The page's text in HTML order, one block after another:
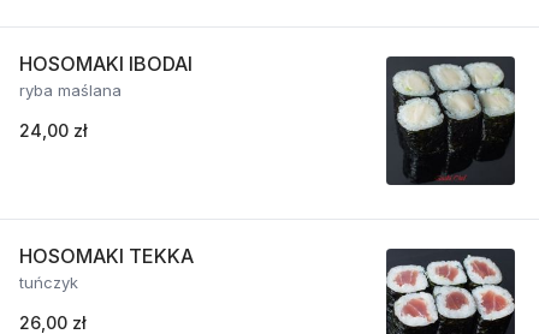
HOSOMAKI IBODAI
ryba maślana
24,00 zł
HOSOMAKI TEKKA
tuńczyk
26,00 zł